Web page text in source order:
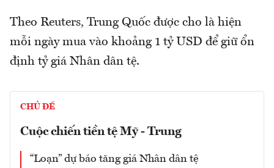
Theo Reuters, Trung Quốc được cho là hiện
mỗi ngày mua vào khoảng 1 tỷ USD để giữ ổn
định tỷ giá Nhân dân tệ.
CHỦ ĐỀ
Cuộc chiến tiền tệ Mỹ - Trung
“Loạn” dự báo tăng giá Nhân dân tệ